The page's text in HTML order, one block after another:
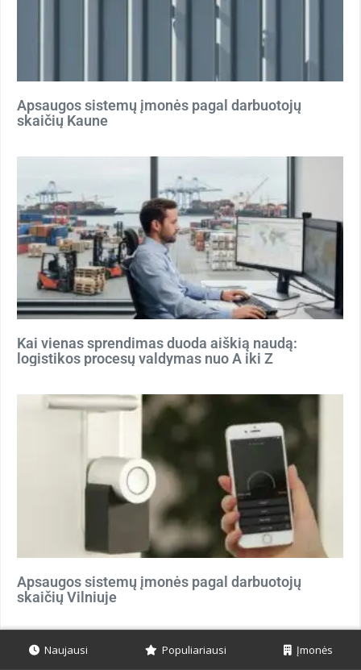
Apsaugos sistemų įmonės pagal darbuotojų
skaičių Kaune
Kai vienas sprendimas duoda aiškią naudą:
logistikos procesų valdymas nuo A iki Z
Apsaugos sistemų įmonės pagal darbuotojų
skaičių Vilniuje
Naujausi Populiariausi Įmonės